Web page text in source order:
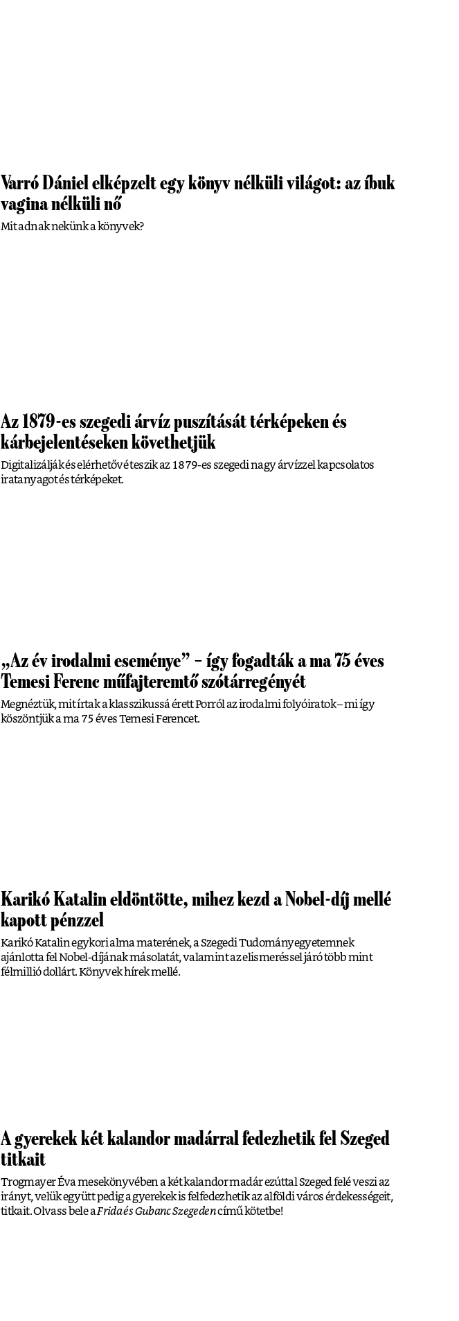
Varró Dániel elképzelt egy könyv nélküli világot: az íbuk
vagina nélküli nő
Mit adnak nekünk a könyvek?
Az 1879-es szegedi árvíz puszítását térképeken és
kárbejelentéseken követhetjük
Digitalizálják és elérhetővé teszik az 1879-es szegedi nagy árvízzel kapcsolatos
iratanyagot és térképeket.
„Az év irodalmi eseménye” – így fogadták a ma 75 éves
Temesi Ferenc műfajteremtő szótárregényét
Megnéztük, mit írtak a klasszikussá érett Porról az irodalmi folyóiratok – mi így
köszöntjük a ma 75 éves Temesi Ferencet.
Karikó Katalin eldöntötte, mihez kezd a Nobel-díj mellé
kapott pénzzel
Karikó Katalin egykori alma materének, a Szegedi Tudományegyetemnek
ajánlotta fel Nobel-díjának másolatát, valamint az elismeréssel járó több mint
félmillió dollárt. Könyvek hírek mellé.
A gyerekek két kalandor madárral fedezhetik fel Szeged
titkait
Trogmayer Éva mesekönyvében a két kalandor madár ezúttal Szeged felé veszi az
irányt, velük együtt pedig a gyerekek is felfedezhetik az alföldi város érdekességeit,
titkait. Olvass bele aFrida és Gubanc Szegedencímű kötetbe!